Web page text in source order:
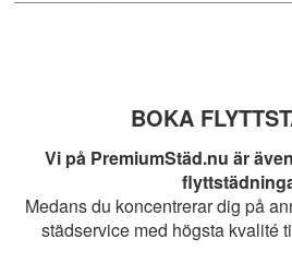
BOKA
Vi på PremiumStäd.nu är
Medans du koncentrerar dig på
städservice med högsta kvalité